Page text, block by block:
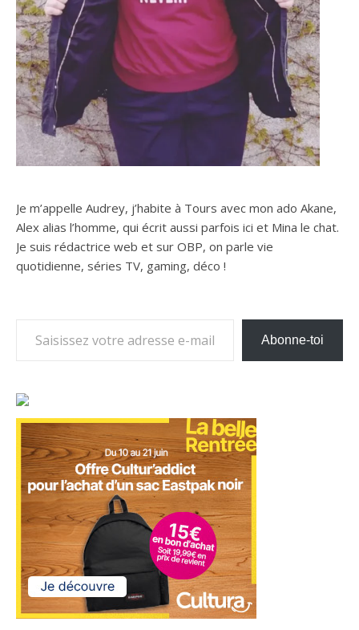
Je m’appelle Audrey, j’habite à Tours avec mon ado Akane,
Alex alias l’homme, qui écrit aussi parfois ici et Mina le chat.
Je suis rédactrice web et sur OBP, on parle vie
quotidienne, séries TV, gaming, déco !
Abonne-toi